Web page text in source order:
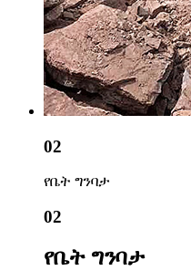
02
የቤት ግንባታ
02
የቤት ግንባታ